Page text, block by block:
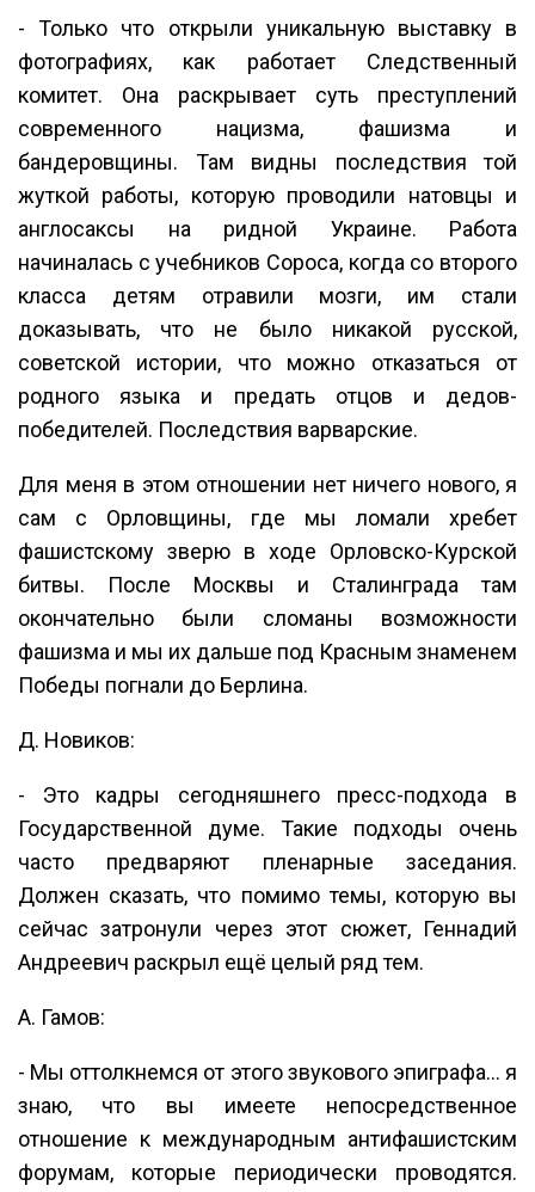
- Только что открыли уникальную выставку в
фотографиях, как работает Следственный
комитет. Она раскрывает суть преступлений
современного нацизма, фашизма и
бандеровщины. Там видны последствия той
жуткой работы, которую проводили натовцы и
англосаксы на ридной Украине. Работа
начиналась с учебников Сороса, когда со второго
класса детям отравили мозги, им стали
доказывать, что не было никакой русской,
советской истории, что можно отказаться от
родного языка и предать отцов и дедов-
победителей. Последствия варварские.
Для меня в этом отношении нет ничего нового, я
сам с Орловщины, где мы ломали хребет
фашистскому зверю в ходе Орловско-Курской
битвы. После Москвы и Сталинграда там
окончательно были сломаны возможности
фашизма и мы их дальше под Красным знаменем
Победы погнали до Берлина.
Д. Новиков:
- Это кадры сегодняшнего пресс-подхода в
Государственной думе. Такие подходы очень
часто предваряют пленарные заседания.
Должен сказать, что помимо темы, которую вы
сейчас затронули через этот сюжет, Геннадий
Андреевич раскрыл ещё целый ряд тем.
А. Гамов:
- Мы оттолкнемся от этого звукового эпиграфа… я
знаю, что вы имеете непосредственное
отношение к международным антифашистским
форумам, которые периодически проводятся.